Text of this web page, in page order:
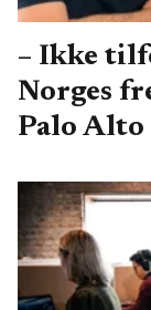
– Ikke
Norges
Palo Alto